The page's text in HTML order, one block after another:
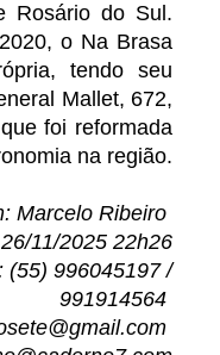
Rosário do Sul.
o Na Brasa
tendo seu
Mallet, 672,
foi reformada
na região.
Marcelo Ribeiro
11/2025 22h26
(55) 996045197 /
991914564